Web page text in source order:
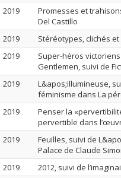
2019
Promesses et
Del Castillo
2019
Stéréotypes, clichés
2019
Super-héros
Gentlemen, suivi de
2019
L&apos;illumineuse,
féminisme dans La
2019
Penser la
pervertible dans
2019
Feuilles, suivi de
Palace de Claude
2019
2012, suivi de